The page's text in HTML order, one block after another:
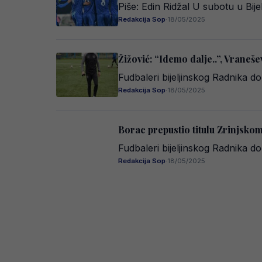
Piše: Edin Ridžal U subotu u
Redakcija Sop·18/05/2025
Žižović: “Idemo dalje..”,
Fudbaleri bijeljinskog Radnika
Redakcija Sop·18/05/2025
Borac prepustio titulu
Fudbaleri bijeljinskog Radnika
Redakcija Sop·18/05/2025